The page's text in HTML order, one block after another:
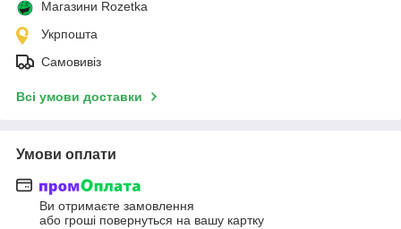
Магазини Rozetka
Укрпошта
Самовивіз
Всі умови доставки
Умови оплати
Ви отримаєте замовлення
або гроші повернуться на вашу картку